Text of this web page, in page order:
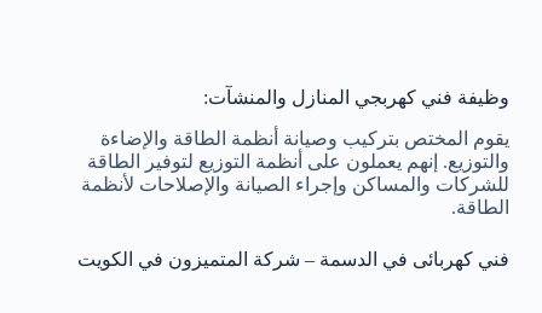
وظيفة فني كهربجي المنازل والمنشآت:
يقوم المختص بتركيب وصيانة أنظمة الطاقة والإضاءة
والتوزيع. إنهم يعملون على أنظمة التوزيع لتوفير الطاقة
للشركات والمساكن وإجراء الصيانة والإصلاحات لأنظمة
الطاقة.
فني كهربائى في الدسمة – شركة المتميزون في الكويت